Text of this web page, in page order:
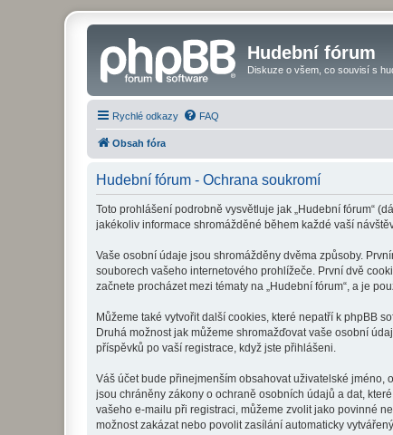
Hudební fórum
Diskuze o všem, co souvisí s
Rychlé odkazy FAQ
Obsah fóra
Hudební fórum - Ochrana soukromí
Toto prohlášení podrobně vysvětluje jak „Hudební fórum“
jakékoliv informace shromážděné během každé vaší
Vaše osobní údaje jsou shromážděny dvěma způsoby.
souborech vašeho internetového prohlížeče. První dvě
začnete procházet mezi tématy na „Hudební fórum“, a je
Můžeme také vytvořit další cookies, které nepatří k phpBB
Druhá možnost jak můžeme shromažďovat vaše osobní
příspěvků po vaší registrace, když jste přihlášeni.
Váš účet bude přinejmenším obsahovat uživatelské jméno,
jsou chráněny zákony o ochraně osobních údajů a dat,
vašeho e-mailu při registraci, můžeme zvolit jako povinné
možnost zakázat nebo povolit zasílání automaticky